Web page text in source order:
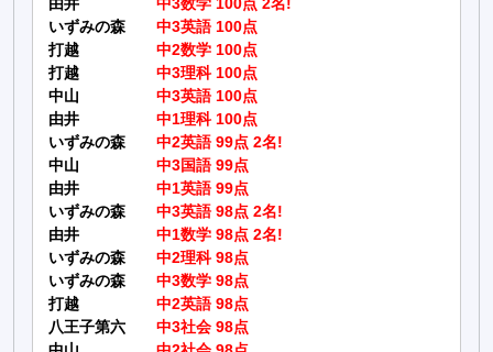
由井
中3数学 100点 2名!
いずみの森
中3英語 100点
打越
中2数学 100点
打越
中3理科 100点
中山
中3英語 100点
由井
中1理科 100点
いずみの森
中2英語 99点 2名!
中山
中3国語 99点
由井
中1英語 99点
いずみの森
中3英語 98点 2名!
由井
中1数学 98点 2名!
いずみの森
中2理科 98点
いずみの森
中3数学 98点
打越
中2英語 98点
八王子第六
中3社会 98点